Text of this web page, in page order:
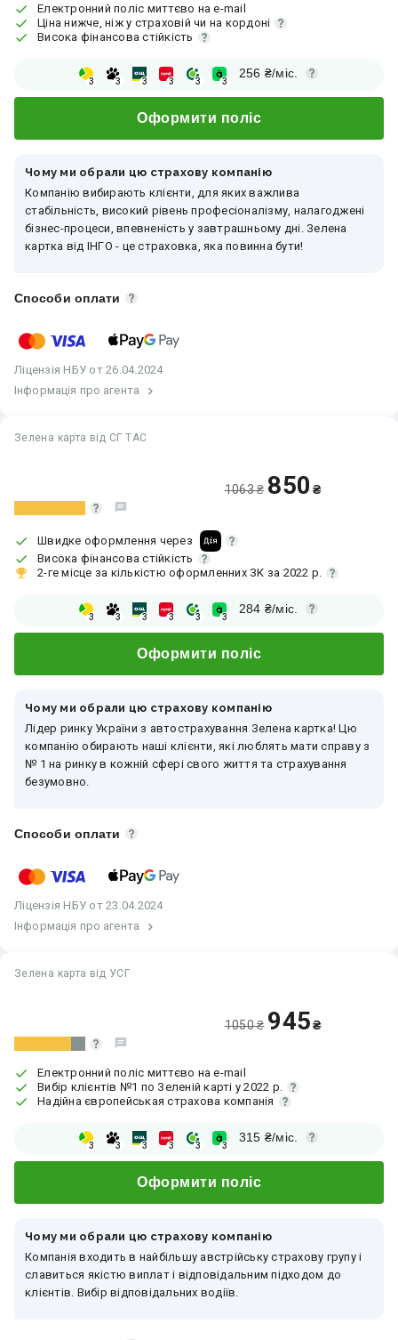
Електронний поліс миттєво на e-mail
Ціна нижче, ніж у страховій чи на кордоні
Висока фінансова стійкість
Оформити поліс
3 3 3 3 3 3
256 ₴/міс.
Чому ми обрали цю страхову компанію
Компанію вибирають клієнти, для яких важлива
стабільність, високий рівень професіоналізму, налагоджені
бізнес-процеси, впевненість у завтрашньому дні. Зелена
картка від ІНГО - це страховка, яка повинна бути!
Способи оплати
Ліцензія НБУ от 26.04.2024
Інформація про агента
Зелена карта від СГ ТАС
Швидке оформлення через
Висока фінансова стійкість
2-ге місце за кількістю оформленних ЗК за 2022 р.
1063 ₴ 850 ₴
Оформити поліс
3 3 3 3 3 3
284 ₴/міс.
Чому ми обрали цю страхову компанію
Лідер ринку України з автострахування Зелена картка! Цю
компанію обирають наші клієнти, які люблять мати справу з
№ 1 на ринку в кожній сфері свого життя та страхування
безумовно.
Способи оплати
Ліцензія НБУ от 23.04.2024
Інформація про агента
Зелена карта від УСГ
Електронний поліс миттєво на e-mail
Вибір клієнтів №1 по Зеленій карті у 2022 р.
Надійна європейськая страхова компанія
1050 ₴ 945₴
Оформити поліс
3 3 3 3 3 3
315 ₴/міс.
Чому ми обрали цю страхову компанію
Компанія входить в найбільшу австрійську страхову групу і
славиться якістю виплат і відповідальним підходом до
клієнтів. Вибір відповідальних водіїв.